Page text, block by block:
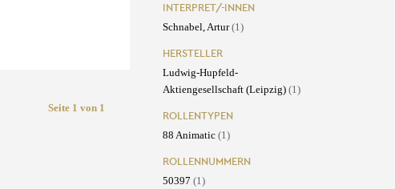
Seite 1 von 1
INTERPRET/-INNEN
Schnabel, Artur(1)
HERSTELLER
Ludwig-Hupfeld-
Aktiengesellschaft (Leipzig) (1)
ROLLENTYPEN
88 Animatic (1)
ROLLENNUMMERN
50397 (1)